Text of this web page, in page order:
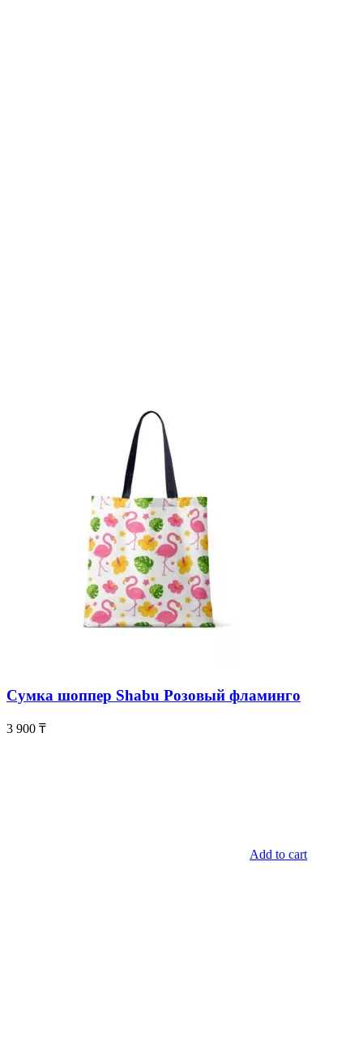
Сумка шоппер Shabu Розовый фламинго
3 900 ₸
Add to cart